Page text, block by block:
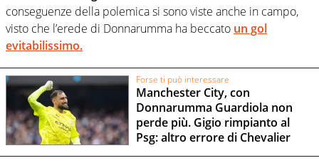
conseguenze della polemica si sono viste anche in campo,
visto che l’erede di Donnarumma ha beccato un gol
evitabilissimo.
Forse ti può interessare
Manchester City, con
Donnarumma Guardiola non
perde più. Gigio rimpianto al
Psg: altro errore di Chevalier